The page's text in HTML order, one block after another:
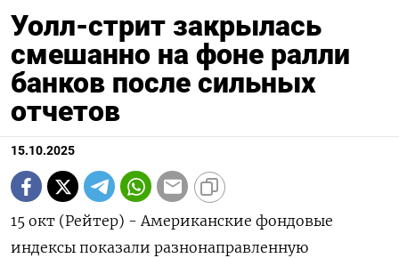
Уолл-стрит закрылась
смешанно на фоне ралли
банков после сильных
отчетов
15.10.2025
15 окт (Рейтер) - Американские фондовые
индексы показали разнонаправленную